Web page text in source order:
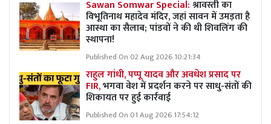
Sawan Somwar Special:श्रावस्ती का
विभूतिनाथ महादेव मंदिर, जहां सावन में उमड़ता है
आस्था का सैलाब; पांडवों ने की थी शिवलिंग की
स्थापना!
Published On 02 Aug 2026 10:21:34
राहुल गांधी, पप्पू यादव और अवधेश प्रसाद पर
FIR,भगवा वेश में प्रदर्शन करने पर साधु-संतों की
शिकायत पर हुई कार्रवाई
Published On 01 Aug 2026 17:54:12